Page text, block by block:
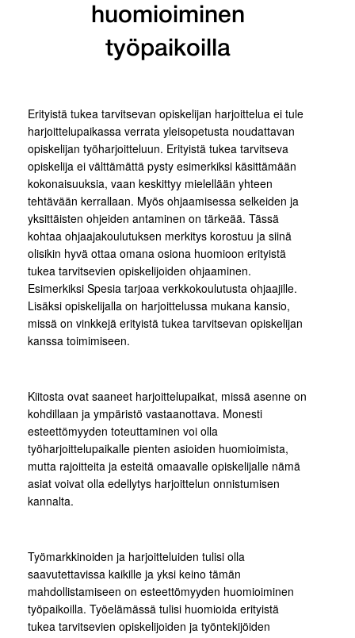
huomioiminen
työpaikoilla
Erityistä tukea tarvitsevan opiskelijan harjoittelua ei tule
harjoittelupaikassa verrata yleisopetusta noudattavan
opiskelijan työharjoitteluun. Erityistä tukea tarvitseva
opiskelija ei välttämättä pysty esimerkiksi käsittämään
kokonaisuuksia, vaan keskittyy mielellään yhteen
tehtävään kerrallaan. Myös ohjaamisessa selkeiden ja
yksittäisten ohjeiden antaminen on tärkeää. Tässä
kohtaa ohjaajakoulutuksen merkitys korostuu ja siinä
olisikin hyvä ottaa omana osiona huomioon erityistä
tukea tarvitsevien opiskelijoiden ohjaaminen.
Esimerkiksi Spesia tarjoaa verkkokoulutusta ohjaajille.
Lisäksi opiskelijalla on harjoittelussa mukana kansio,
missä on vinkkejä erityistä tukea tarvitsevan opiskelijan
kanssa toimimiseen.
Kiitosta ovat saaneet harjoittelupaikat, missä asenne on
kohdillaan ja ympäristö vastaanottava. Monesti
esteettömyyden toteuttaminen voi olla
työharjoittelupaikalle pienten asioiden huomioimista,
mutta rajoitteita ja esteitä omaavalle opiskelijalle nämä
asiat voivat olla edellytys harjoittelun onnistumisen
kannalta.
Työmarkkinoiden ja harjoitteluiden tulisi olla
saavutettavissa kaikille ja yksi keino tämän
mahdollistamiseen on esteettömyyden huomioiminen
työpaikoilla. Työelämässä tulisi huomioida erityistä
tukea tarvitsevien opiskelijoiden ja työntekijöiden